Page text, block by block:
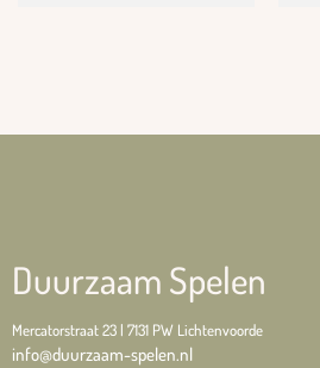
Duurzaam Spelen
Mercatorstraat 23 | 7131 PW Lichtenvoorde
info@duurzaam-spelen.nl